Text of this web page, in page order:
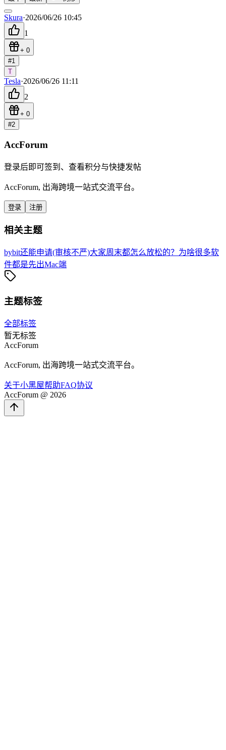
Skura·2026/06/26 10:45
1
+ 0
#1
T
Tesla·2026/06/26 11:11
2
+ 0
#2
AccForum
登录后即可签到、查看积分与快捷发帖
AccForum, 出海跨境一站式交流平台。
登录 注册
相关主题
bybit还能申请(审核不严)大家周末都怎么放松的？ 为啥很多软
件都是先出Mac端
主题标签
全部标签
暂无标签
AccForum
AccForum, 出海跨境一站式交流平台。
关于小黑屋帮助FAQ协议
AccForum @ 2026